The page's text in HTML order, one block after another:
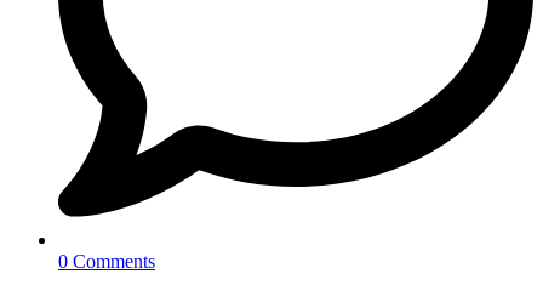
0 Comments